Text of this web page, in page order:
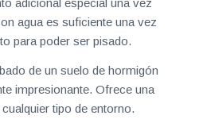
adicional especial una vez
agua es suficiente una vez
para poder ser pisado.
de un suelo de hormigón
impresionante. Ofrece una
tipo de entorno.